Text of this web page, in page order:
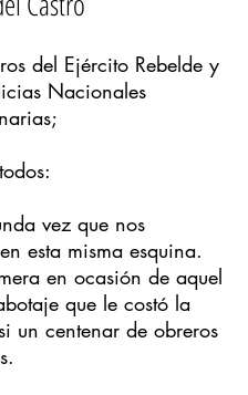
del Ejército Rebelde y
Nacionales
vez que nos
esta misma esquina.
en ocasión de aquel
que le costó la
un centenar de obreros